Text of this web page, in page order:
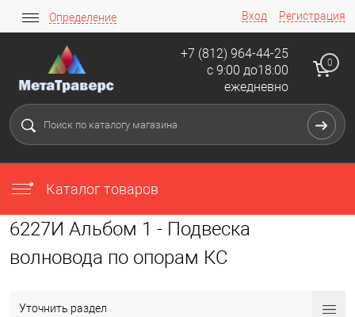
Вход Регистрация
Определение
+7 (812) 964-44-25
с 9:00 до18:00
ежедневно
0
Каталог товаров
6227И Альбом 1 - Подвеска
волновода по опорам КС
Уточнить раздел